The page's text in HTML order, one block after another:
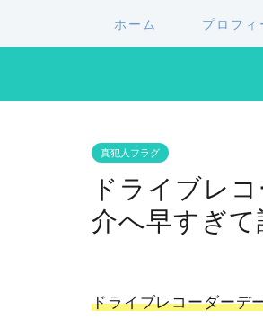
ホーム プロフィ
真犯人フラグ
ドライブレ
介へ早すぎて
ドライブレコーダーデ